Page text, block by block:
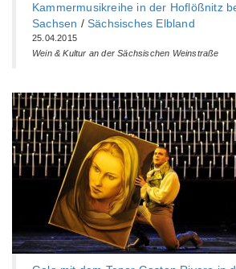
Kammermusikreihe in der Hoflößnitz
Sachsen /Sächsisches Elbland
25.04.2015
Wein & Kultur an der Sächsischen Weinstraße